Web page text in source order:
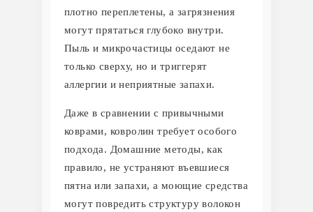
плотно переплетены, а загрязнения
могут прятаться глубоко внутри.
Пыль и микрочастицы оседают не
только сверху, но и триггерят
аллергии и неприятные запахи.
Даже в сравнении с привычными
коврами, ковролин требует особого
подхода. Домашние методы, как
правило, не устраняют въевшиеся
пятна или запахи, а моющие средства
могут повредить структуру волокон